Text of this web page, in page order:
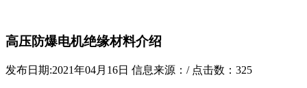
高压防爆电机绝缘材料介绍
发布日期:2021年04月16日 信息来源：/ 点击数： 325